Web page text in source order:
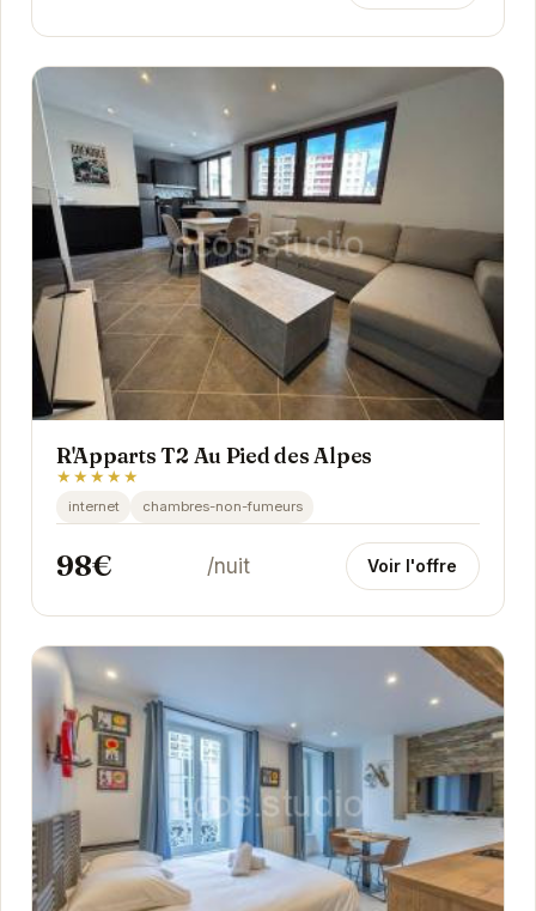
R'Apparts T2 Au Pied des Alpes
★★★★★
internet chambres-non-fumeurs
98€ /nuit Voir l'offre